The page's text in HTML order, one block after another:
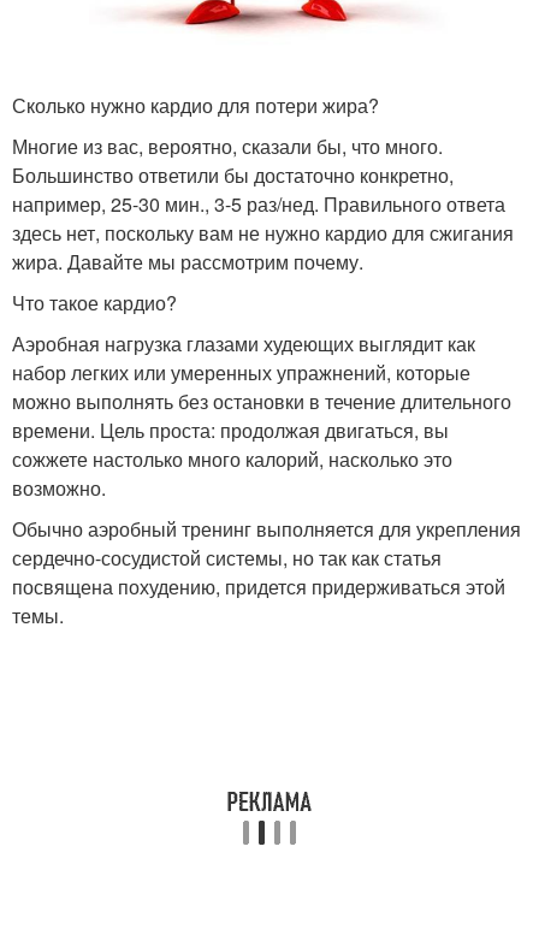
Сколько нужно кардио для потери жира?
Многие из вас, вероятно, сказали бы, что много.
Большинство ответили бы достаточно конкретно,
например, 25-30 мин., 3-5 раз/нед. Правильного ответа
здесь нет, поскольку вам не нужно кардио для сжигания
жира. Давайте мы рассмотрим почему.
Что такое кардио?
Аэробная нагрузка глазами худеющих выглядит как
набор легких или умеренных упражнений, которые
можно выполнять без остановки в течение длительного
времени. Цель проста: продолжая двигаться, вы
сожжете настолько много калорий, насколько это
возможно.
Обычно аэробный тренинг выполняется для укрепления
сердечно-сосудистой системы, но так как статья
посвящена похудению, придется придерживаться этой
темы.